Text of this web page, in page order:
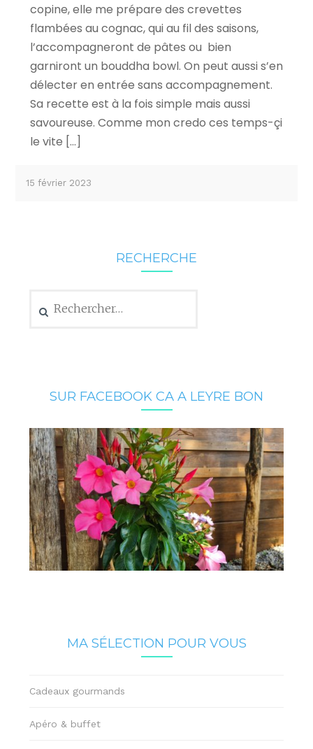
copine, elle me prépare des crevettes
flambées au cognac, qui au fil des saisons,
l’accompagneront de pâtes ou bien
garniront un bouddha bowl. On peut aussi s’en
délecter en entrée sans accompagnement.
Sa recette est à la fois simple mais aussi
savoureuse. Comme mon credo ces temps-çi
le vite […]
15 février 2023
RECHERCHE
SUR FACEBOOK CA A LEYRE BON
MA SÉLECTION POUR VOUS
Cadeaux gourmands
Apéro & buffet